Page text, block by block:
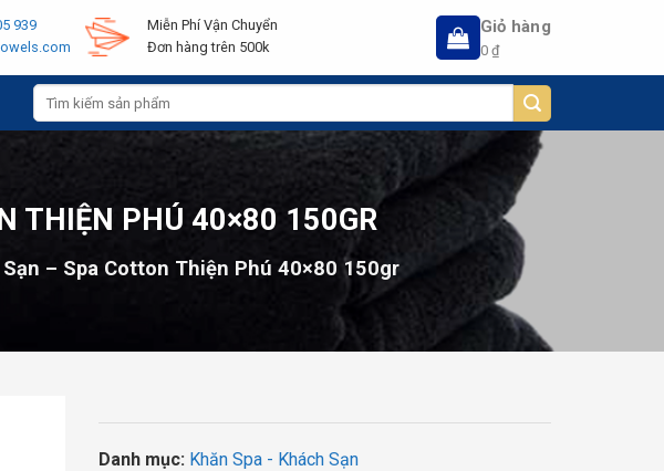
939
Miễn Phí Vận Chuyển
Đơn hàng trên 500k
Giỏ hàng
0₫
Tìm
kiếm:
THIỆN PHÚ 40×80 150GR
– Spa Cotton Thiện Phú 40×80 150gr
Danh mục: Khăn Spa - Khách Sạn